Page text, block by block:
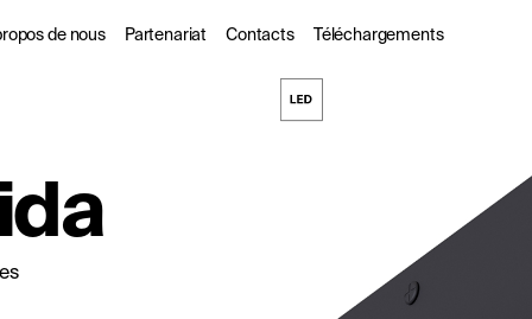
de nous Partenariat Contacts Téléchargements